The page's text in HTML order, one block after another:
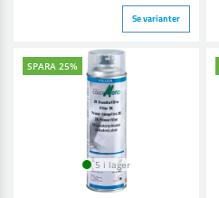
Se varianter
SPARA 25%
5 i lager